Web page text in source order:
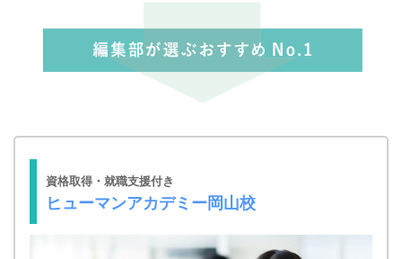
資格取得・就職支援付き
ヒューマンアカデミー岡山校